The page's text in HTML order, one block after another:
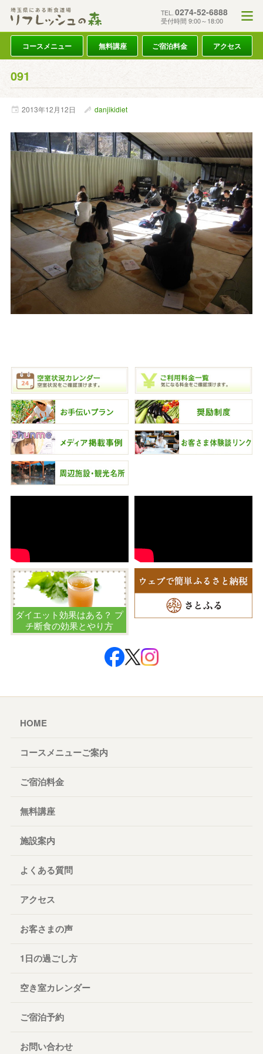
TEL. 0274-52-6888
受付時間 9:00～18:00
コースメニュー 無料講座 ご宿泊料金 アクセス
091
2013年12月12日 danjikidiet
ダイエット効果はある？ プ
チ断食の効果とやり方
HOME
コースメニューご案内
ご宿泊料金
無料講座
施設案内
よくある質問
アクセス
お客さまの声
1日の過ごし方
空き室カレンダー
ご宿泊予約
お問い合わせ